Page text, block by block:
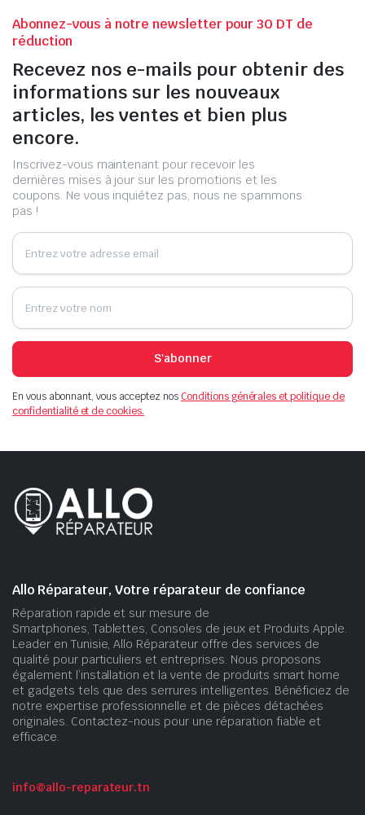
Abonnez-vous à notre newsletter pour 30 DT de
réduction
Recevez nos e-mails pour obtenir des
informations sur les nouveaux
articles, les ventes et bien plus
encore.
Inscrivez-vous maintenant pour recevoir les
dernières mises à jour sur les promotions et les
coupons. Ne vous inquiétez pas, nous ne spammons
pas !
S'abonner
En vous abonnant, vous acceptez nosConditions générales et politique de
confidentialité et de cookies.
Allo Réparateur, Votre réparateur de confiance
Réparation rapide et sur mesure de
Smartphones, Tablettes, Consoles de jeux et Produits Apple.
Leader en Tunisie, Allo Réparateur offre des services de
qualité pour particuliers et entreprises. Nous proposons
également l’installation et la vente de produits smart home
et gadgets tels que des serrures intelligentes. Bénéficiez de
notre expertise professionnelle et de pièces détachées
originales. Contactez-nous pour une réparation fiable et
efficace.
info@allo-reparateur.tn